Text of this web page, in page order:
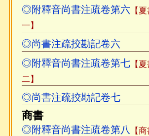
◎附釋音尚書注疏卷第六【夏
一】
◎尚書注疏挍勘記卷六
◎附釋音尚書注疏卷第七【夏
二】
◎尚書注疏挍勘記卷七
商書
◎附釋音尚書注疏卷第八
【